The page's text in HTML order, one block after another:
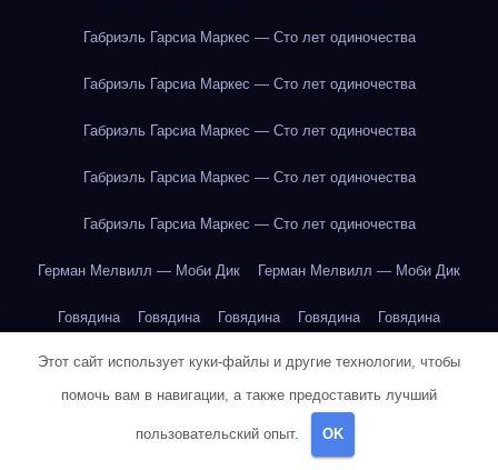
Габриэль Гарсиа Маркес — Сто лет одиночества
Габриэль Гарсиа Маркес — Сто лет одиночества
Габриэль Гарсиа Маркес — Сто лет одиночества
Габриэль Гарсиа Маркес — Сто лет одиночества
Габриэль Гарсиа Маркес — Сто лет одиночества
Герман Мелвилл — Моби Дик Герман Мелвилл — Моби Дик
Говядина Говядина Говядина Говядина Говядина
Говядина Говядина Горох Горох Горох Горох Горох
Груша
Гюнтер Грасс — Жестяной барабан
Этот сайт использует куки-файлы и другие технологии, чтобы
помочь вам в навигации, а также предоставить лучший
пользовательский опыт. OK